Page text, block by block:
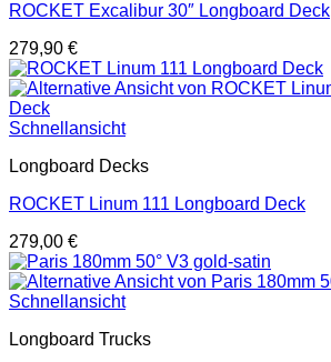
ROCKET Excalibur 30″ Longboard Deck
279,90 €
Schnellansicht
Longboard Decks
ROCKET Linum 111 Longboard Deck
279,00 €
Schnellansicht
Longboard Trucks